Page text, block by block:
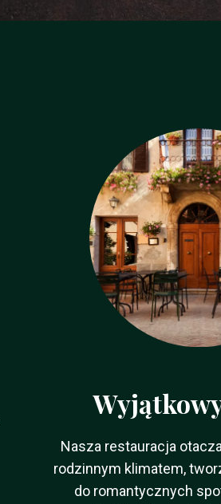
Nasza restauracja
rodzinnym klimatem,
do romantycznych